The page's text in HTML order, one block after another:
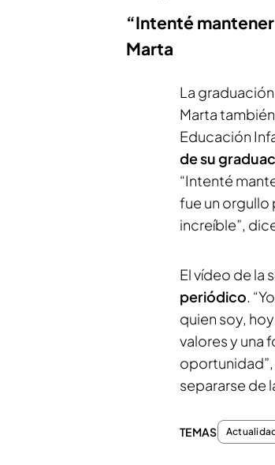
“Intenté
Marta
La
Marta
Educación
de su
“Intenté
fue un orgullo
increíble”,
El vídeo de la
periódico.
quien soy,
valores y una
oportunidad”,
separarse de
TEMAS